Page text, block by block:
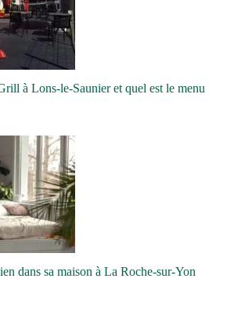
à Lons-le-Saunier et quel est le menu
dans sa maison à La Roche-sur-Yon